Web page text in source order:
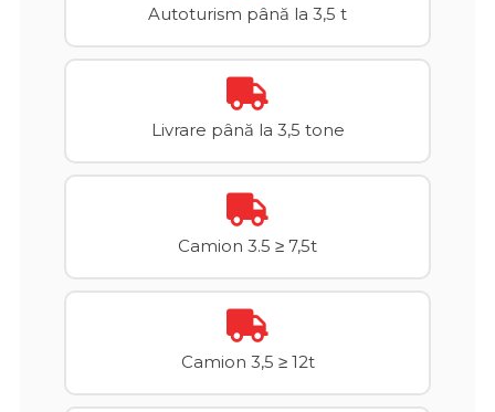
Autoturism până la 3,5 t
Livrare până la 3,5 tone
Camion 3.5 ≥ 7,5t
Camion 3,5 ≥ 12t